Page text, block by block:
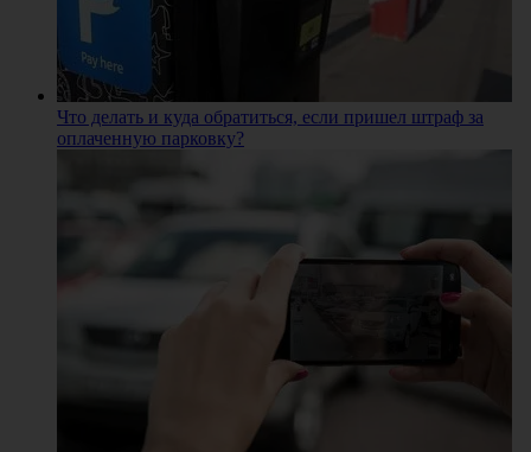
Что делать и куда обратиться, если пришел штраф за
оплаченную парковку?